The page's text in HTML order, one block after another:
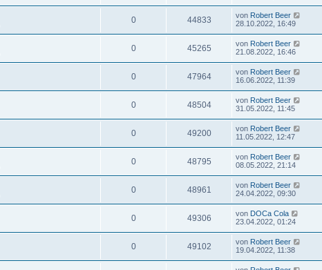
0 44833 von Robert Beer
28.10.2022, 16:49
0 45265 von Robert Beer
21.08.2022, 16:46
0 47964 von Robert Beer
16.06.2022, 11:39
0 48504 von Robert Beer
31.05.2022, 11:45
0 49200 von Robert Beer
11.05.2022, 12:47
0 48795 von Robert Beer
08.05.2022, 21:14
0 48961 von Robert Beer
24.04.2022, 09:30
0 49306 von DOCa Cola
23.04.2022, 01:24
0 49102 von Robert Beer
19.04.2022, 11:38